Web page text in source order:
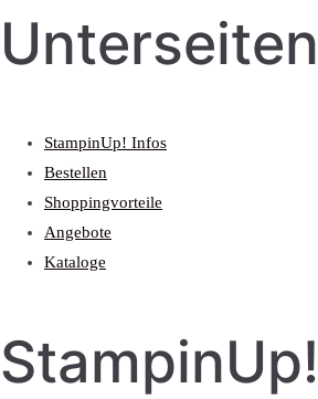
Unterseiten
StampinUp! Infos
Bestellen
Shoppingvorteile
Angebote
Kataloge
StampinUp!